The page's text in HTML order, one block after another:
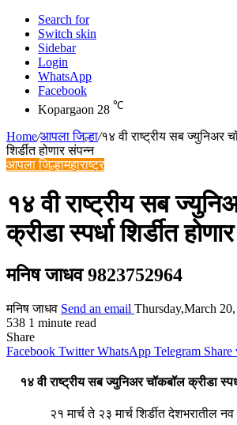
Search for
Switch skin
Sidebar
Login
WhatsApp
Facebook
Kopargaon 28 ℃
Home/आपला जिल्हा/१४ वी राष्ट्रीय सब ज्युनिअर
शिर्डीत होणार संपन्न
आपला जिल्हामहाराष्ट्र
१४ वी राष्ट्रीय सब
क्रीडा स्पर्धा शिर्डीत
मनिष जाधव 9823752964
मनिष जाधव Send an email Thursday,March
538 1 minute read
Share
Facebook Twitter WhatsApp Telegram Share
१४ वी राष्ट्रीय सब ज्युनिअर चॉकबॉल क्रीडा
२१ मार्च ते २३ मार्च शिर्डीत देशभरातील